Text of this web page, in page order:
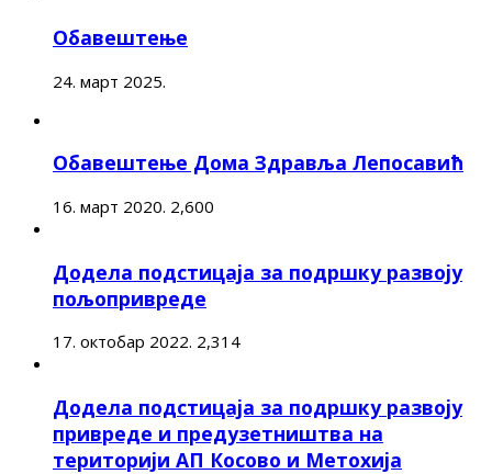
Обавештење
24. март 2025.
Обавештење Дома Здравља Лепосавић
16. март 2020. 2,600
Додела подстицаја за подршку развоју
пољопривреде
17. октобар 2022. 2,314
Додела подстицаја за подршку развоју
привреде и предузетништва на
територији АП Косово и Метохија